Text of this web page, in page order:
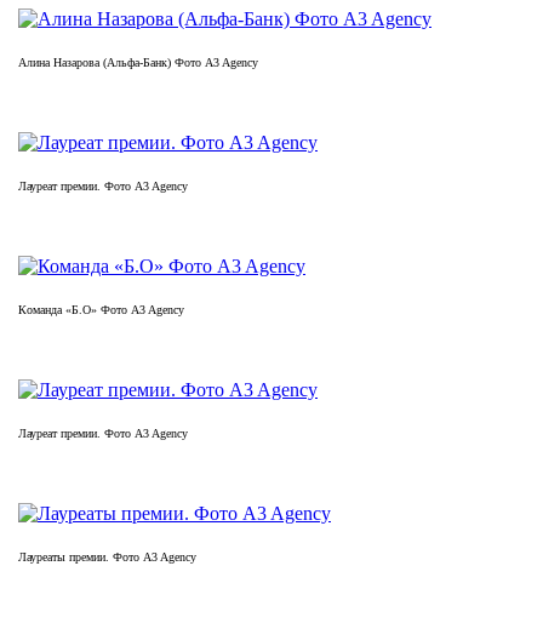
Алина Назарова (Альфа-Банк) Фото A3 Agency
Лауреат премии. Фото A3 Agency
Команда «Б.О» Фото A3 Agency
Лауреат премии. Фото A3 Agency
Лауреаты премии. Фото A3 Agency